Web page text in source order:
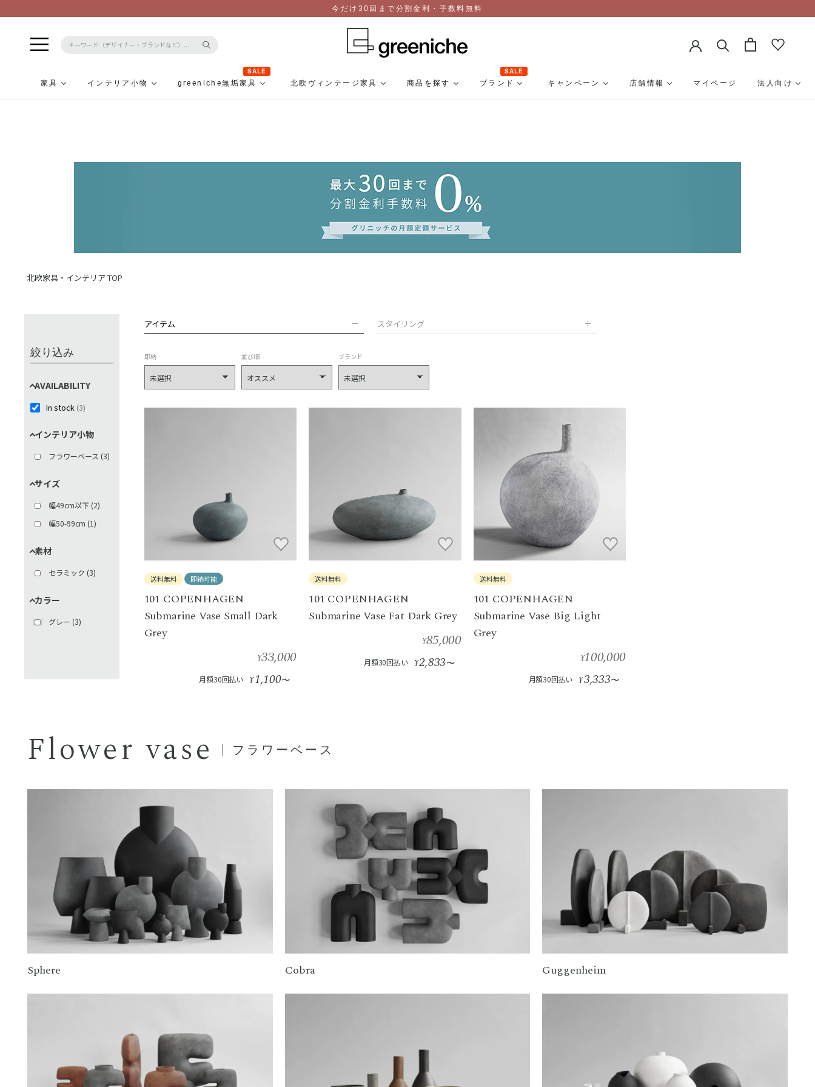
今だけ30回まで分割金利・手数料無料
家具 インテリア小物 greeniche無垢家具
SALE
北欧ヴィンテージ家具
商品を探す ブランド
SALE
キャンペーン
店舗情報 マイページ 法人向け
北欧家具・インテリア TOP
絞り込み
AVAILABILITY
In stock (3)
インテリア小物
フラワーベース (3)
サイズ
幅49cm以下 (2)
幅50-99cm (1)
素材
セラミック (3)
カラー
グレー (3)
アイテム スタイリング
即納 並び順 ブランド
送料無料 即納可能
101 COPENHAGEN
Submarine Vase Small Dark
Grey
¥33,000
月額30回払い ¥1,100〜
送料無料
101 COPENHAGEN
Submarine Vase Fat Dark Grey
¥85,000
月額30回払い ¥2,833〜
送料無料
101 COPENHAGEN
Submarine Vase Big Light
Grey
¥100,000
月額30回払い ¥3,333〜
Flower vase フラワーベース
Sphere Cobra Guggenheim